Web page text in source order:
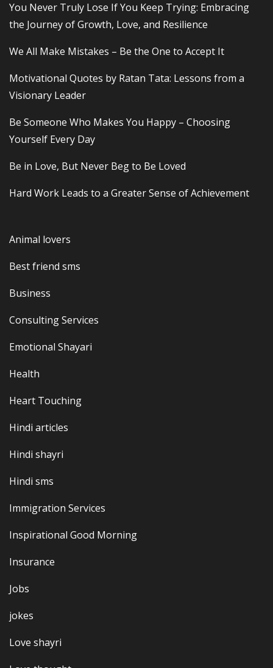
You Never Truly Lose If You Keep Trying: Embracing
the Journey of Growth, Love, and Resilience
We All Make Mistakes – Be the One to Accept It
Motivational Quotes by Ratan Tata: Lessons from a
Visionary Leader
Be Someone Who Makes You Happy – Choosing
Yourself Every Day
Be in Love, But Never Beg to Be Loved
Hard Work Leads to a Greater Sense of Achievement
Animal lovers
Best friend sms
Business
Consulting Services
Emotional Shayari
Health
Heart Touching
Hindi articles
Hindi shayri
Hindi sms
Immigration Services
Inspirational Good Morning
Insurance
Jobs
jokes
Love shayri